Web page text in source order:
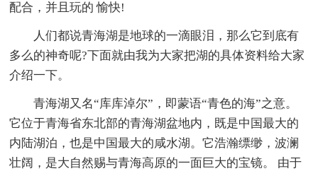
配合，并且玩的 愉快!
人们都说青海湖是地球的一滴眼泪，那么它到底有
多么的神奇呢?下面就由我为大家把湖的具体资料给大家
介绍一下。
青海湖又名“库库淖尔”，即蒙语“青色的海”之意。
它位于青海省东北部的青海湖盆地内，既是中国最大的
内陆湖泊，也是中国最大的咸水湖。它浩瀚缥缈，波澜
壮阔，是大自然赐与青海高原的一面巨大的宝镜。 由于